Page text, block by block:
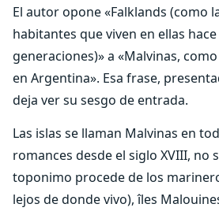
El autor opone «Falklands (como
habitantes que viven en ellas
generaciones)» a «Malvinas,
en Argentina». Esa frase,
deja ver su sesgo de entrada.
Las islas se llaman Malvinas en
romances desde el siglo XVIII, no
toponimo procede de los
lejos de donde vivo), îles